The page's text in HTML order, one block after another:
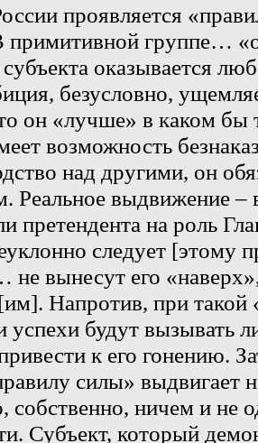
проявляется
примитивной группе…
оказывается
безусловно,
он «лучше» в каком
возможность
над другими, он
Реальное выдвижение –
претендента на роль
следует [этому
не вынесут его
Напротив, при такой
успехи будут вызывать
к его гонению.
силы» выдвигает
собственно, ничем и не
Субъект, который